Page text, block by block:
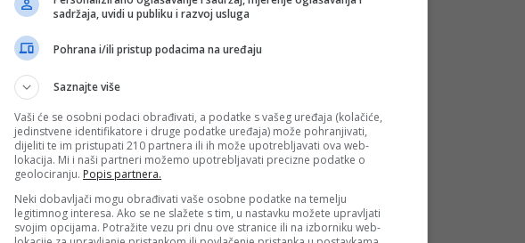
pritvorske jedinice iz centra Sarajeva.
tipa Sarajevo Munib Isaković izjavio je da novi
propisane Evropskim zatvorskim pravilima
svjetlosti, topline i adekvatne uslove boravka u
zavisi od broja kreveta, a mi smo napravili
mogao biti povećan dodatnim krevetima u ćelijama.
koji je dovoljan za potrebe Federacije BiH,
sadržaja, uvidi u publiku i razvoj usluga
Pohrana i/ili pristup podacima na uređaju
Saznajte više
Vaši će se osobni podaci obrađivati, a podatke s vašeg uređaja (kolačiće,
jedinstvene identifikatore i druge podatke uređaja) može pohranjivati,
dijeliti te im pristupati 210 partnera ili ih može upotrebljavati ova web-
lokacija. Mi i naši partneri možemo upotrebljavati precizne podatke o
geolociranju. Popis partnera.
Neki dobavljači mogu obrađivati vaše osobne podatke na temelju
legitimnog interesa. Ako se ne slažete s tim, u nastavku možete upravljati
svojim opcijama. Potražite vezu pri dnu ove stranice ili na izborniku web-